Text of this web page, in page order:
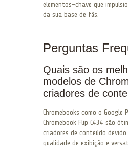
elementos-chave que
da sua base de fãs.
Perguntas
Quais são os
modelos de
criadores de
Chromebooks como o Google
Chromebook Flip C434 são
criadores de conteúdo devido
qualidade de exibição e